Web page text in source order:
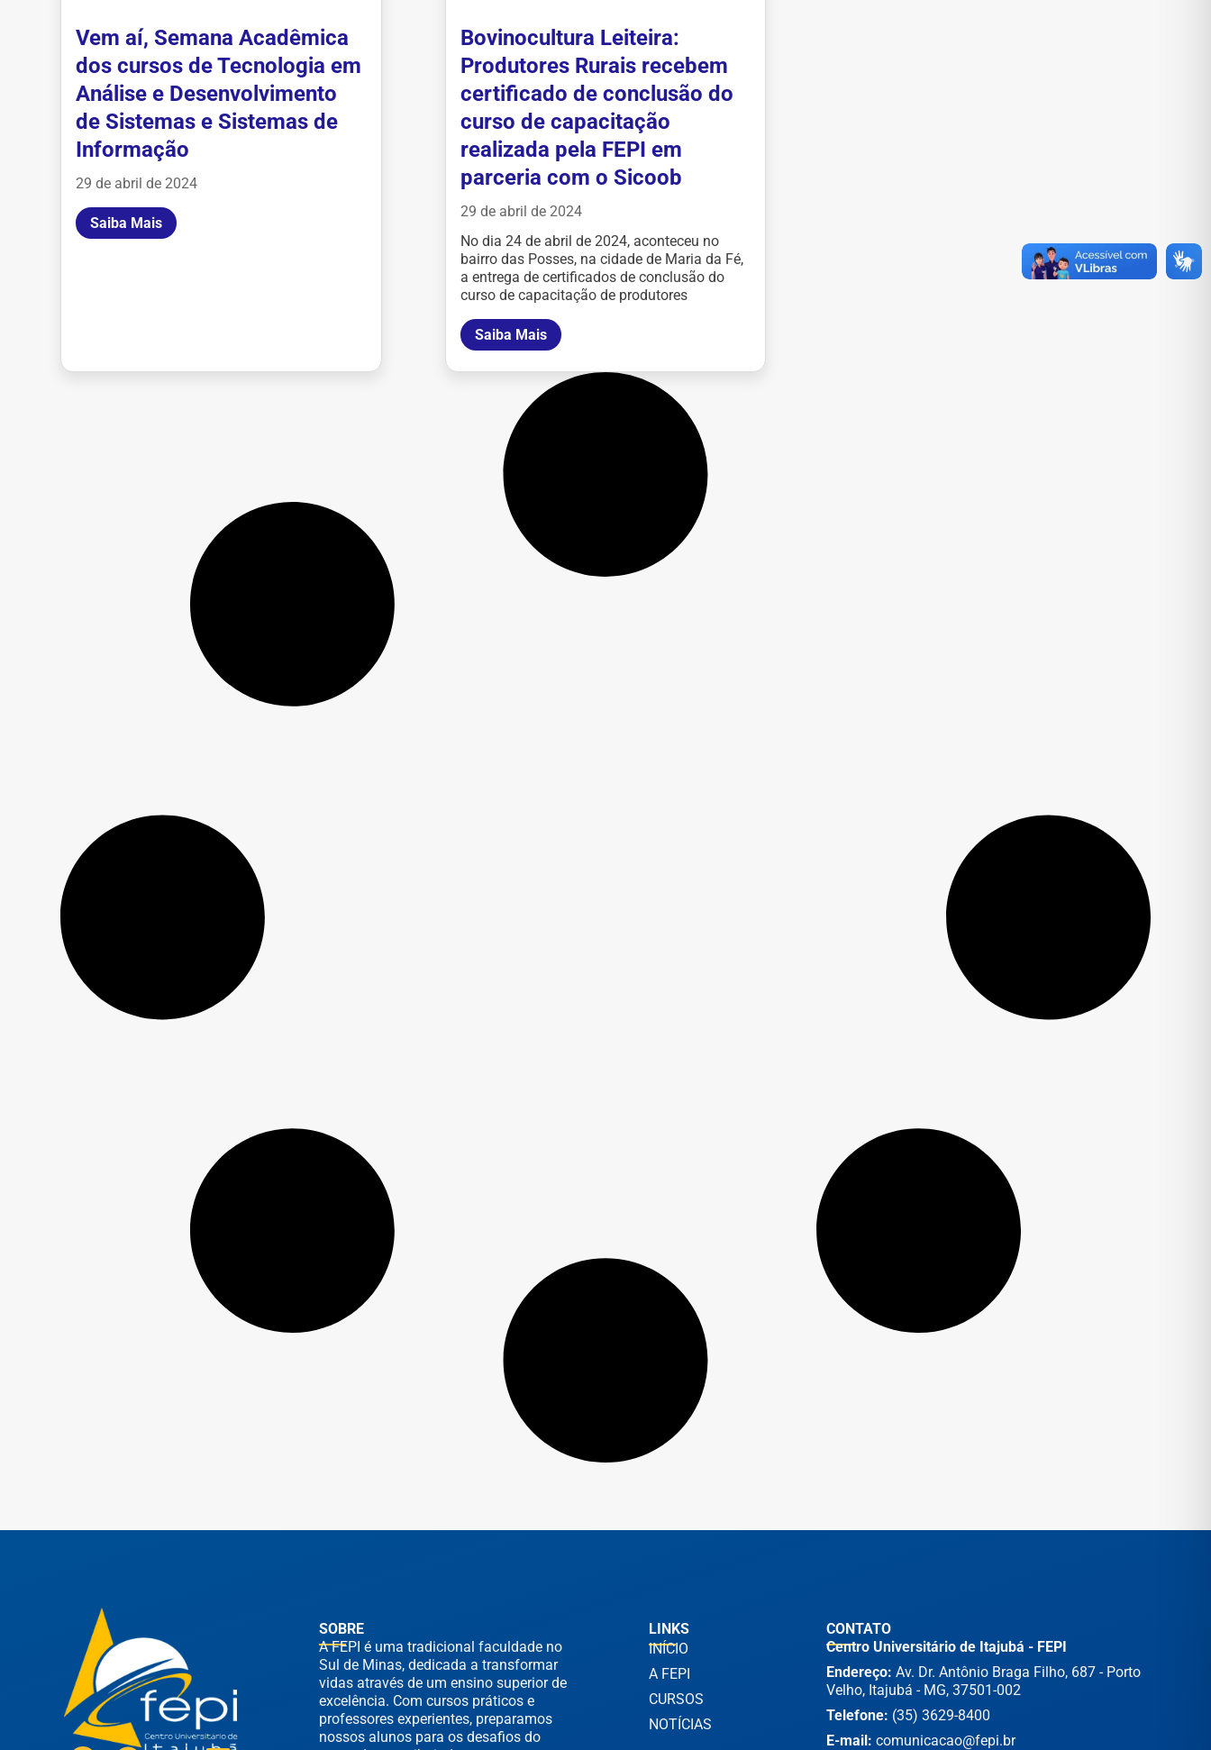
Vem aí, Semana Acadêmica
dos cursos de Tecnologia em
Análise e Desenvolvimento
de Sistemas e Sistemas de
Informação
29 de abril de 2024
Saiba Mais
Bovinocultura Leiteira:
Produtores Rurais recebem
certificado de conclusão do
curso de capacitação
realizada pela FEPI em
parceria com o Sicoob
29 de abril de 2024
No dia 24 de abril de 2024, aconteceu no
bairro das Posses, na cidade de Maria da Fé,
a entrega de certificados de conclusão do
curso de capacitação de produtores
Saiba Mais
SOBRE
A FEPI é uma tradicional faculdade no
Sul de Minas, dedicada a transformar
vidas através de um ensino superior de
excelência. Com cursos práticos e
professores experientes, preparamos
nossos alunos para os desafios do
LINKS
INÍCIO
A FEPI
CURSOS
NOTÍCIAS
CONTATO
Centro Universitário de Itajubá - FEPI
Endereço: Av. Dr. Antônio Braga Filho, 687 - Porto
Velho, Itajubá - MG, 37501-002
Telefone: (35) 3629-8400
E-mail: comunicacao@fepi.br